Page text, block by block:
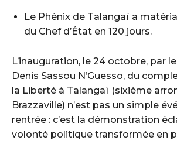
Le Phénix de Talangaï a
du Chef d’État en 120 jours.
L’inauguration, le 24 octobre, par
Denis Sassou N’Guesso, du
la Liberté à Talangaï (sixième
Brazzaville) n’est pas un simple
rentrée : c’est la démonstration
volonté politique transformée en